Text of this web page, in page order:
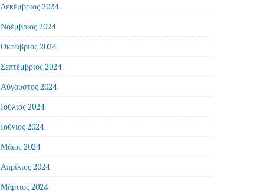
Δεκέμβριος 2024
Νοέμβριος 2024
Οκτώβριος 2024
Σεπτέμβριος 2024
Αύγουστος 2024
Ιούλιος 2024
Ιούνιος 2024
Μάιος 2024
Απρίλιος 2024
Μάρτιος 2024